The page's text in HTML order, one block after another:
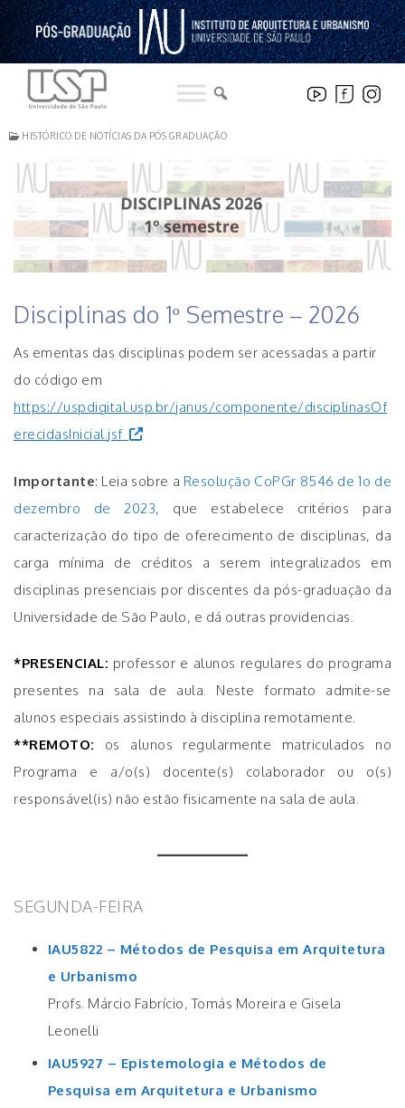
Pular
para
o
conteúdo
HISTÓRICO DE NOTÍCIAS DA PÓS GRADUAÇÃO
Disciplinas do 1º Semestre – 2026
As ementas das disciplinas podem ser acessadas a partir
do código em
https://uspdigital.usp.br/janus/componente/disciplinasOf
erecidasInicial.jsf
Importante: Leia sobre a Resolução CoPGr 8546 de 1o de
dezembro de 2023, que estabelece critérios para
caracterização do tipo de oferecimento de disciplinas, da
carga mínima de créditos a serem integralizados em
disciplinas presenciais por discentes da pós-graduação da
Universidade de São Paulo, e dá outras providencias.
*PRESENCIAL: professor e alunos regulares do programa
presentes na sala de aula. Neste formato admite-se
alunos especiais assistindo à disciplina remotamente.
**REMOTO: os alunos regularmente matriculados no
Programa e a/o(s) docente(s) colaborador ou o(s)
responsável(is) não estão fisicamente na sala de aula.
SEGUNDA-FEIRA
IAU5822 – Métodos de Pesquisa em Arquitetura
e Urbanismo
Profs. Márcio Fabrício, Tomás Moreira e Gisela
Leonelli
IAU5927 – Epistemologia e Métodos de
Pesquisa em Arquitetura e Urbanismo